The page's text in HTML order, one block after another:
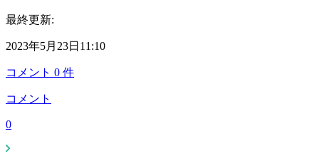
最終更新:
2023年5月23日11:10
コメント 0 件
コメント
0